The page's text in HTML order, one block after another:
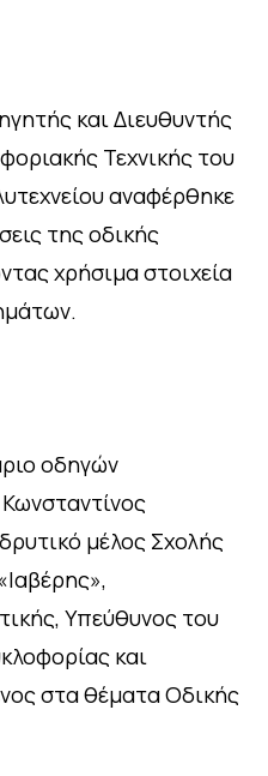
και Διευθυντής
Τεχνικής του
αναφέρθηκε
της οδικής
χρήσιμα στοιχεία
οδηγών
μέλος Σχολής
Υπεύθυνος του
και
στα θέματα Οδικής